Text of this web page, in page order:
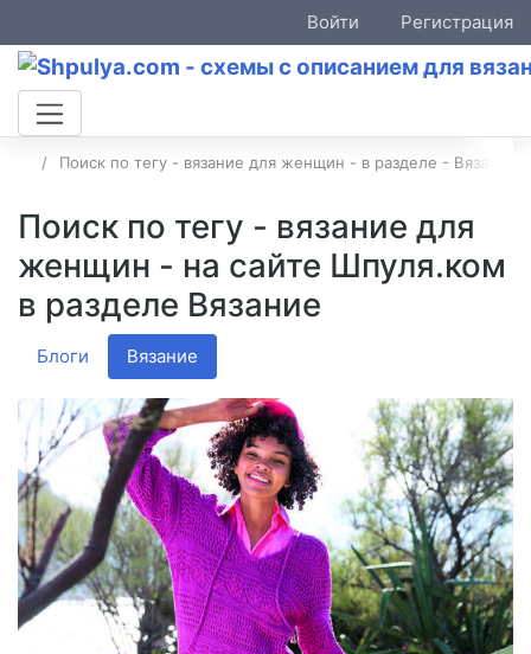
Войти Регистрация
Поиск по тегу - вязание для женщин - в разделе - Вязание
Поиск по тегу - вязание для
женщин - на сайте Шпуля.ком
в разделе Вязание
Блоги Вязание